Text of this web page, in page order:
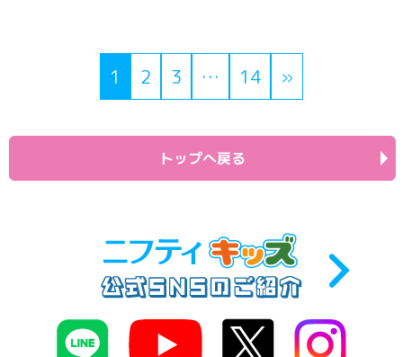
1 2 3 … 14 »
トップへ戻る